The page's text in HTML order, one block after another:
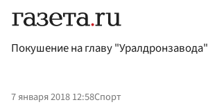
Покушение на главу "Уралдронзавода"
7 января 2018 12:58Спорт